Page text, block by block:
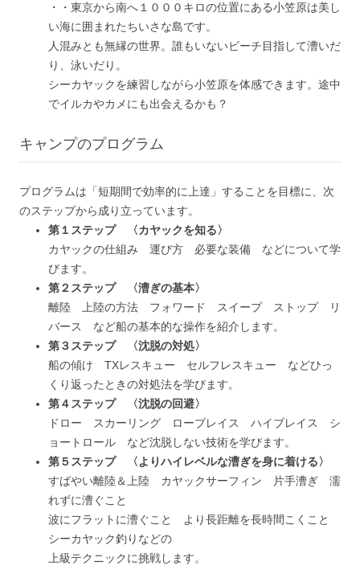
・・東京から南へ１０００キロの位置にある小笠原は美し
い海に囲まれたちいさな島です。
人混みとも無縁の世界。誰もいないビーチ目指して漕いだ
り、泳いだり。
シーカヤックを練習しながら小笠原を体感できます。途中
でイルカやカメにも出会えるかも？
キャンプのプログラム
プログラムは「短期間で効率的に上達」することを目標に、次
のステップから成り立っています。
第１ステップ 〈カヤックを知る〉
カヤックの仕組み 運び方 必要な装備 などについて学
びます。
第２ステップ 〈漕ぎの基本〉
離陸 上陸の方法 フォワード スイープ ストップ リ
バース など船の基本的な操作を紹介します。
第３ステップ 〈沈脱の対処〉
船の傾け TXレスキュー セルフレスキュー などひっ
くり返ったときの対処法を学びます。
第４ステップ 〈沈脱の回避〉
ドロー スカーリング ローブレイス ハイブレイス シ
ョートロール など沈脱しない技術を学びます。
第５ステップ 〈よりハイレベルな漕ぎを身に着ける〉
すばやい離陸＆上陸 カヤックサーフィン 片手漕ぎ 濡
れずに漕ぐこと
波にフラットに漕ぐこと より長距離を長時間こくこと
シーカヤック釣りなどの
上級テクニックに挑戦します。